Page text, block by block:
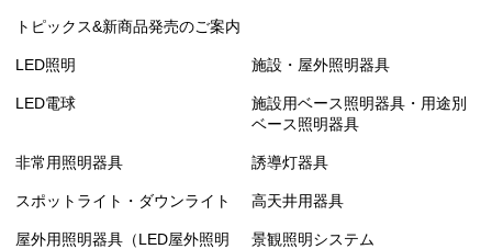
トピックス&新商品発売のご案内
LED照明 施設・屋外照明器具
LED電球
施設用ベース照明器具・用途別
ベース照明器具
非常用照明器具 誘導灯器具
スポットライト・ダウンライト 高天井用器具
屋外用照明器具（LED屋外照明
景観照明システム